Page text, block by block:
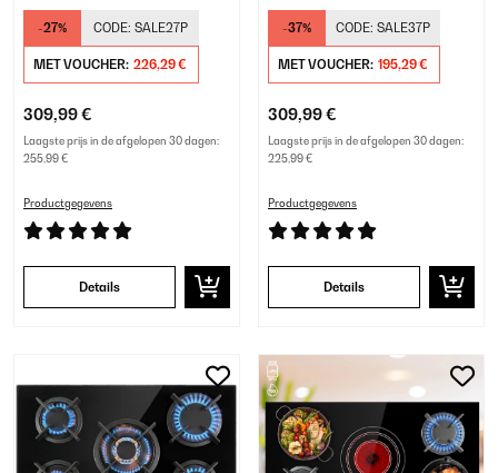
Zwart Glas
-27% CODE: SALE27P
MET VOUCHER: 226,29 €
309,99 €
Laagste prijs in de afgelopen 30 dagen:
255,99 €
Productgegevens
Details
Zwart
-37% CODE: SALE37P
MET VOUCHER: 195,29 €
309,99 €
Laagste prijs in de afgelopen 30 dagen:
225,99 €
Productgegevens
Details